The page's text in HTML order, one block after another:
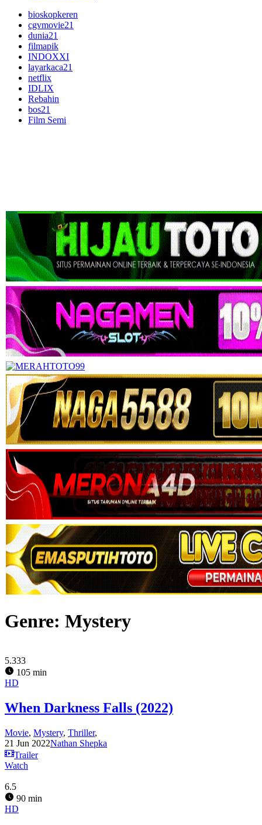
bioskopkeren
cgvmovie21
dunia21
filmapik
INDOXXI
layarkaca21
netflix
IDLIX
Rebahin
bos21
Film Semi
Genre: Mystery
5.333
105 min
HD
When Darkness Falls (2022)
Movie, Mystery, Thriller,
21 Jun 2022Nathan Shepka
Trailer
Watch
6.5
90 min
HD